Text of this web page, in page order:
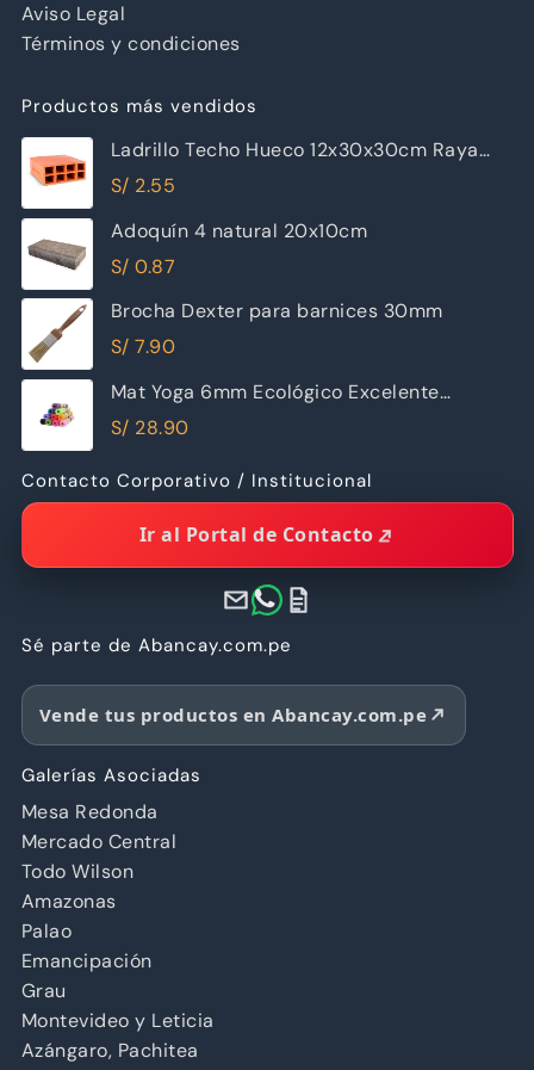
Aviso Legal
Términos y condiciones
Productos más vendidos
Ladrillo Techo Hueco 12x30x30cm Raya
Piramide
S/ 2.55
Adoquín 4 natural 20x10cm
S/ 0.87
Brocha Dexter para barnices 30mm
S/ 7.90
Mat Yoga 6mm Ecológico Excelente
Calidad
S/ 28.90
Contacto Corporativo / Institucional
Ir al Portal de Contacto
Sé parte de Abancay.com.pe
Vende tus productos en Abancay.com.pe
Galerías Asociadas
Mesa Redonda
Mercado Central
Todo Wilson
Amazonas
Palao
Emancipación
Grau
Montevideo y Leticia
Azángaro, Pachitea